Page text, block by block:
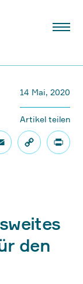
den
14 Mai, 2020
Artikel teilen